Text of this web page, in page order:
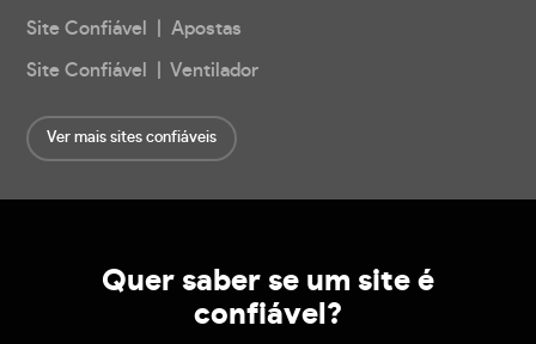
Site Confiável | Apostas
Site Confiável | Ventilador
Ver mais sites confiáveis
Quer saber se um site é
confiável?